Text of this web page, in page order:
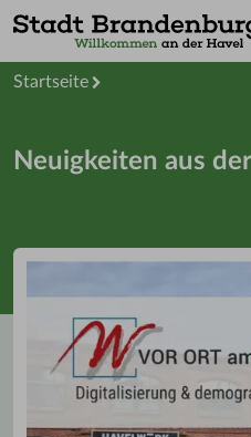
Startseite
Neuigkeiten aus